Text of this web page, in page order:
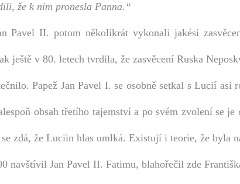
že k nim pronesla Panna.“
Pavel II. potom několikrát vykonali jakési
ještě v 80. letech tvrdila, že zasvěcení Ruska
Papež Jan Pavel I. se osobně setkal s Lucií
obsah třetího tajemství a po svém zvolení se
zdá, že Luciin hlas umlká. Existují i teorie, že byla
navštívil Jan Pavel II. Fatimu, blahořečil zde